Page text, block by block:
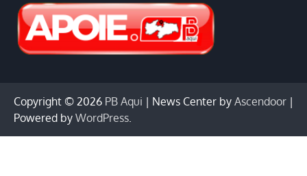
Copyright © 2026 PB Aqui | News Center by Ascendoor |
Powered by WordPress